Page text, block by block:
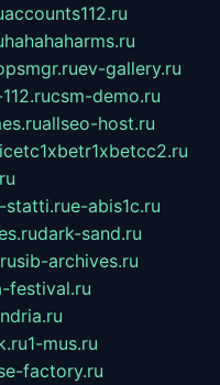
accounts112.ru
hahahaharms.ru
ev-gallery.ru
csm-demo.ru
allseo-host.ru
statti.rue-abis1c.ru
dark-sand.ru
sib-archives.ru
festival.ru
1-mus.ru
factory.ru